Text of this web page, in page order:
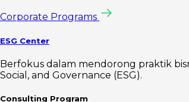
Corporate Programs
ESG Center
Berfokus dalam mendorong praktik
Social, and Governance (ESG).
Consulting Program